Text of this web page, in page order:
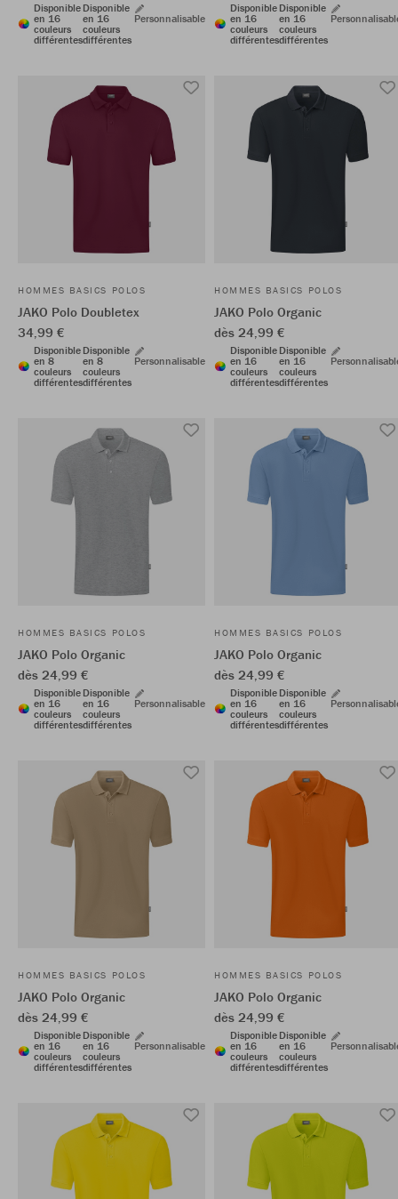
Disponible
en 16
couleurs
différentes
Disponible
en 16
couleurs
différentes
Personnalisable
Disponible
en 16
couleurs
différentes
Disponible
en 16
couleurs
différentes
HOMMES BASICS POLOS
JAKO Polo Doubletex
34,99 €
Disponible
en 8
couleurs
différentes
Disponible
en 8
couleurs
différentes
Personnalisable
HOMMES BASICS POLOS
JAKO Polo Organic
dès 24,99 €
Disponible
en 16
couleurs
différentes
Disponible
en 16
couleurs
différentes
HOMMES BASICS POLOS
JAKO Polo Organic
dès 24,99 €
Disponible
en 16
couleurs
différentes
Disponible
en 16
couleurs
différentes
Personnalisable
HOMMES BASICS POLOS
JAKO Polo Organic
dès 24,99 €
Disponible
en 16
couleurs
différentes
Disponible
en 16
couleurs
différentes
HOMMES BASICS POLOS
JAKO Polo Organic
dès 24,99 €
Disponible
en 16
couleurs
différentes
Disponible
en 16
couleurs
différentes
Personnalisable
HOMMES BASICS POLOS
JAKO Polo Organic
dès 24,99 €
Disponible
en 16
couleurs
différentes
Disponible
en 16
couleurs
différentes